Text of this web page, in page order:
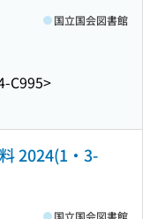
C995>
国立国会図書館
2024(1・3-
国立国会図書館